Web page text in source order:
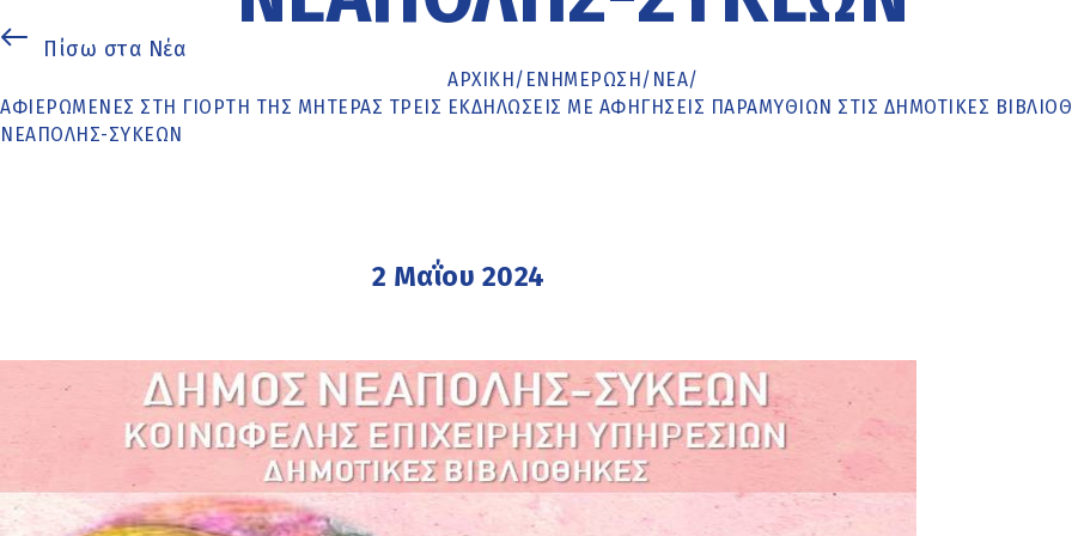
Πίσω στα Νέα
ΑΡΧΙΚΉ/ ΕΝΗΜΈΡΩΣΗ/ ΝΕΑ/
ΑΦΙΕΡΩΜΈΝΕΣ ΣΤΗ ΓΙΟΡΤΉ ΤΗΣ ΜΗΤΈΡΑΣ ΤΡΕΙΣ ΕΚΔΗΛΏΣΕΙΣ ΜΕ ΑΦΗΓΉΣΕΙΣ ΠΑΡΑΜΥΘΙΏΝ ΣΤΙΣ ΔΗΜΟΤΙΚΈΣ
ΝΕΆΠΟΛΗΣ-ΣΥΚΕΏΝ
2 Μαΐου 2024